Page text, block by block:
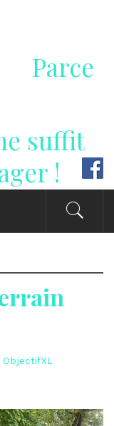
Parce
suffit
!
ObjectifXL